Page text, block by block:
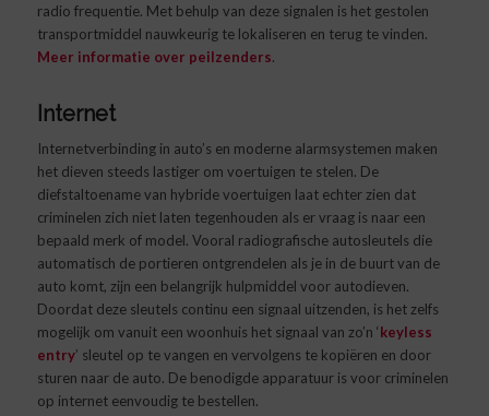
radio frequentie. Met behulp van deze signalen is het gestolen
transportmiddel nauwkeurig te lokaliseren en terug te vinden.
Meer informatie over peilzenders.
Internet
Internetverbinding in auto’s en moderne alarmsystemen maken
het dieven steeds lastiger om voertuigen te stelen. De
diefstaltoename van hybride voertuigen laat echter zien dat
criminelen zich niet laten tegenhouden als er vraag is naar een
bepaald merk of model. Vooral radiografische autosleutels die
automatisch de portieren ontgrendelen als je in de buurt van de
auto komt, zijn een belangrijk hulpmiddel voor autodieven.
Doordat deze sleutels continu een signaal uitzenden, is het zelfs
mogelijk om vanuit een woonhuis het signaal van zo’n ‘keyless
entry’ sleutel op te vangen en vervolgens te kopiëren en door
sturen naar de auto. De benodigde apparatuur is voor criminelen
op internet eenvoudig te bestellen.